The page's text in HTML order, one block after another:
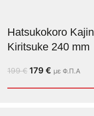
Hatsukokoro Kajin
Kiritsuke 240 mm
199€ 179 € με Φ.Π.Α